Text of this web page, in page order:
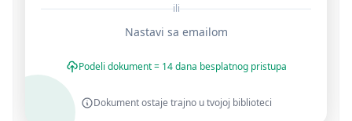
ili
Nastavi sa emailom
Podeli dokument = 14 dana besplatnog pristupa
Dokument ostaje trajno u tvojoj biblioteci